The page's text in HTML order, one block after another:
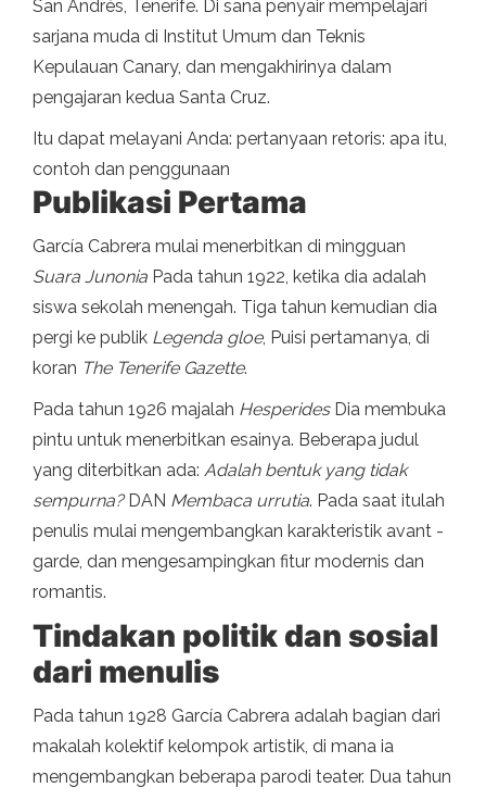
San Andrés, Tenerife. Di sana penyair mempelajari
sarjana muda di Institut Umum dan Teknis
Kepulauan Canary, dan mengakhirinya dalam
pengajaran kedua Santa Cruz.
Itu dapat melayani Anda: pertanyaan retoris: apa itu,
contoh dan penggunaan
Publikasi Pertama
García Cabrera mulai menerbitkan di mingguan
Suara Junonia Pada tahun 1922, ketika dia adalah
siswa sekolah menengah. Tiga tahun kemudian dia
pergi ke publik Legenda gloe, Puisi pertamanya, di
koran The Tenerife Gazette.
Pada tahun 1926 majalah HesperidesDia membuka
pintu untuk menerbitkan esainya. Beberapa judul
yang diterbitkan ada: Adalah bentuk yang tidak
sempurna?DAN Membaca urrutia. Pada saat itulah
penulis mulai mengembangkan karakteristik avant -
garde, dan mengesampingkan fitur modernis dan
romantis.
Tindakan politik dan sosial
dari menulis
Pada tahun 1928 García Cabrera adalah bagian dari
makalah kolektif kelompok artistik, di mana ia
mengembangkan beberapa parodi teater. Dua tahun